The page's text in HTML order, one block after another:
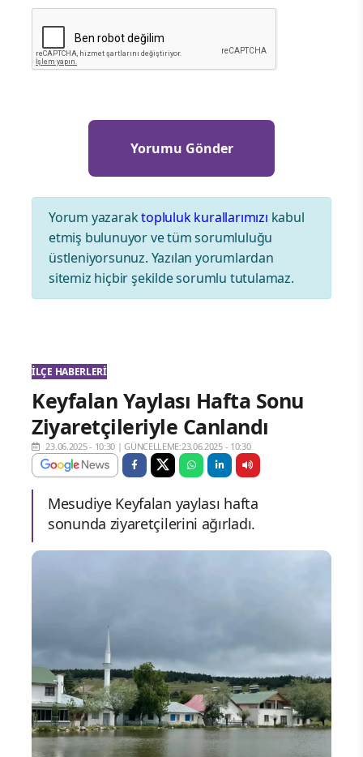
Yorum yazaraktopluluk kurallarımızı kabul
etmiş bulunuyor ve tüm sorumluluğu
üstleniyorsunuz. Yazılan yorumlardan
sitemiz hiçbir şekilde sorumlu tutulamaz.
İLÇE HABERLERI
Keyfalan Yaylası Hafta Sonu
Ziyaretçileriyle Canlandı
23.06.2025 - 10:30 |GÜNCELLEME:23.06.2025 - 10:30
Mesudiye Keyfalan yaylası hafta
sonunda ziyaretçilerini ağırladı.